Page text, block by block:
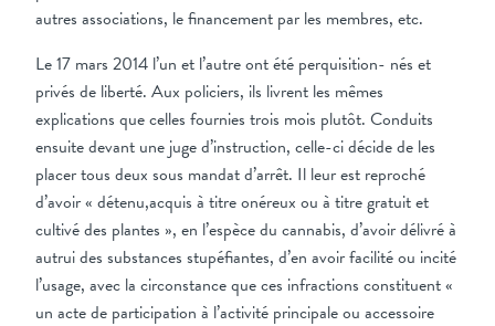
autres associations, le financement par les membres, etc.
Le 17 mars 2014 l’un et l’autre ont été perquisition- nés et
privés de liberté. Aux policiers, ils livrent les mêmes
explications que celles fournies trois mois plutôt. Conduits
ensuite devant une juge d’instruction, celle-ci décide de les
placer tous deux sous mandat d’arrêt. Il leur est reproché
d’avoir « détenu,acquis à titre onéreux ou à titre gratuit et
cultivé des plantes », en l’espèce du cannabis, d’avoir délivré à
autrui des substances stupéfiantes, d’en avoir facilité ou incité
l’usage, avec la circonstance que ces infractions constituent «
un acte de participation à l’activité principale ou accessoire